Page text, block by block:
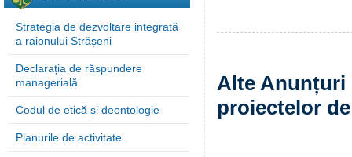
Strategia de dezvoltare integrată
a raionului Strășeni
Declarația de răspundere
managerială
Codul de etică și deontologie
Planurile de activitate
Alte Anunțuri
proiectelor